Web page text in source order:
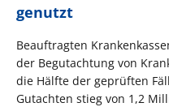
genutzt
Beauftragten
der Begutachtung von
die Hälfte der geprüften
Gutachten stieg von 1,2